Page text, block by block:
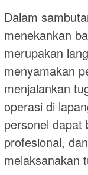
Dalam
menekankan
merupakan
menyamakan
menjalankan
operasi di
personel dapat
profesional,
melaksanakan